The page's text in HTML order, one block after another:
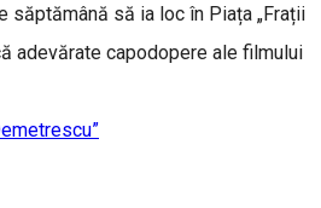
să ia loc în Piața „Frații
adevărate capodopere ale filmului